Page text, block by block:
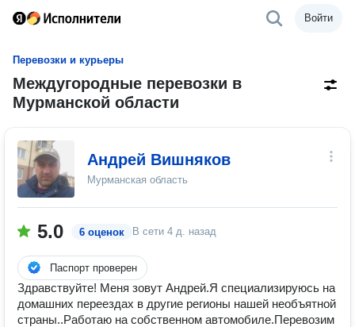
Войти
Перевозки и курьеры
Междугородные перевозки в
Мурманской области
Андрей Вишняков
Мурманская область
5.0 6 оценок В сети 4 д. назад
Паспорт проверен
Здравствуйте! Меня зовут Андрей.Я специализируюсь на
домашних переездах в другие регионы нашей необъятной
страны..Работаю на собственном автомобиле.Перевозим